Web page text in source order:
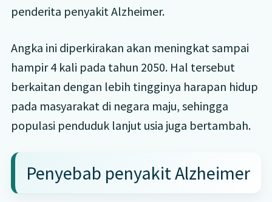
penderita penyakit Alzheimer.
Angka ini diperkirakan akan meningkat sampai
hampir 4 kali pada tahun 2050. Hal tersebut
berkaitan dengan lebih tingginya harapan hidup
pada masyarakat di negara maju, sehingga
populasi penduduk lanjut usia juga bertambah.
Penyebab penyakit Alzheimer